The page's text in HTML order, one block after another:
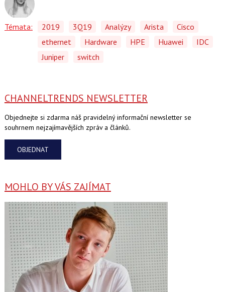
Témata: 2019 3Q19 Analýzy Arista
Cisco
ethernet
Hardware HPE Huawei
IDC
Juniper
switch
CHANNELTRENDS NEWSLETTER
Objednejte si zdarma náš pravidelný informační newsletter se
souhrnem nejzajímavějších zpráv a článků.
OBJEDNAT
MOHLO BY VÁS ZAJÍMAT